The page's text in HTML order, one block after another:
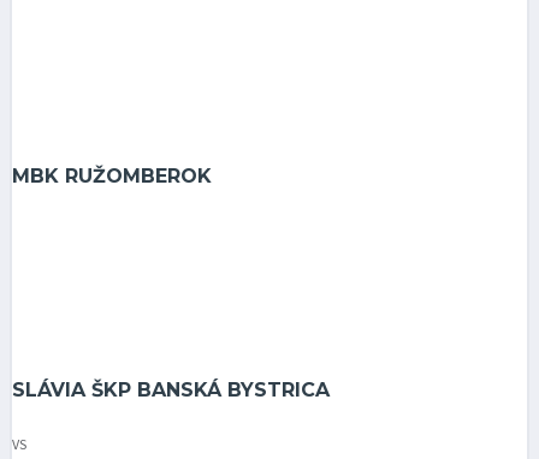
MBK RUŽOMBEROK
SLÁVIA ŠKP BANSKÁ BYSTRICA
VS